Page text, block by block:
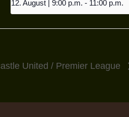
12. August | 9:00 p.m. - 11:00 p.m.
United / Premier League